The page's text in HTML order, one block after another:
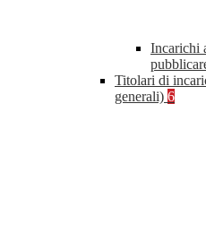
Incarichi
Titolari di
generali) 6